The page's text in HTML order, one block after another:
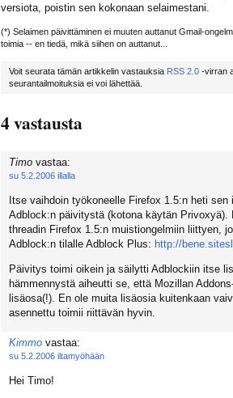
versiota, poistin sen kokonaan selaimestani.
(*) Selaimen päivittäminen ei muuten auttanut Gmail-
toimia -- en tiedä, mikä siihen on auttanut...
Voit seurata tämän artikkelin vastauksia RSS 2.0 -virran
seurantailmoituksia ei voi lähettää.
4 vastausta
Timo vastaa:
su 5.2.2006 illalla
Itse vaihdoin työkoneelle Firefox 1.5:n heti
Adblock:n päivitystä (kotona käytän
threadin Firefox 1.5:n muistiongelmiin liittyen,
Adblock:n tilalle Adblock Plus: http://
Päivitys toimi oikein ja säilytti Adblockiin itse
hämmennystä aiheutti se, että Mozillan
lisäosa(!). En ole muita lisäosia kuitenkaan
asennettu toimii riittävän hyvin.
Kimmo vastaa:
su 5.2.2006 iltamyöhään
Hei Timo!